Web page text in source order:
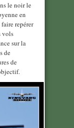
le noir le
en
repérer
vols
sur la
de
de